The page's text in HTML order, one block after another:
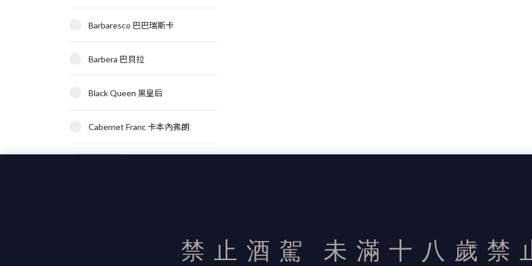
Barbaresco 巴巴瑞斯卡
Barbera 巴貝拉
Black Queen 黑皇后
Cabernet Franc 卡本內弗朗
禁止酒駕 未滿十八歲禁